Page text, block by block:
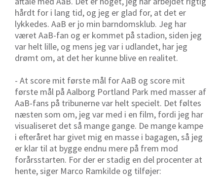
hårdt for i lang tid, og jeg er glad for, at det er
lykkedes. AaB er jo min barndomsklub. Jeg har
været AaB-fan og er kommet på stadion, siden jeg
var helt lille, og mens jeg var i udlandet, har jeg
drømt om, at det her kunne blive en realitet.
- At score mit første mål for AaB og score mit
første mål på Aalborg Portland Park med masser af
AaB-fans på tribunerne var helt specielt. Det føltes
næsten som om, jeg var med i en film, fordi jeg har
visualiseret det så mange gange. De mange kampe
i efteråret har givet mig en masse i bagagen, så jeg
er klar til at bygge endnu mere på frem mod
forårsstarten. For der er stadig en del procenter at
hente, siger Marco Ramkilde og tilføjer: